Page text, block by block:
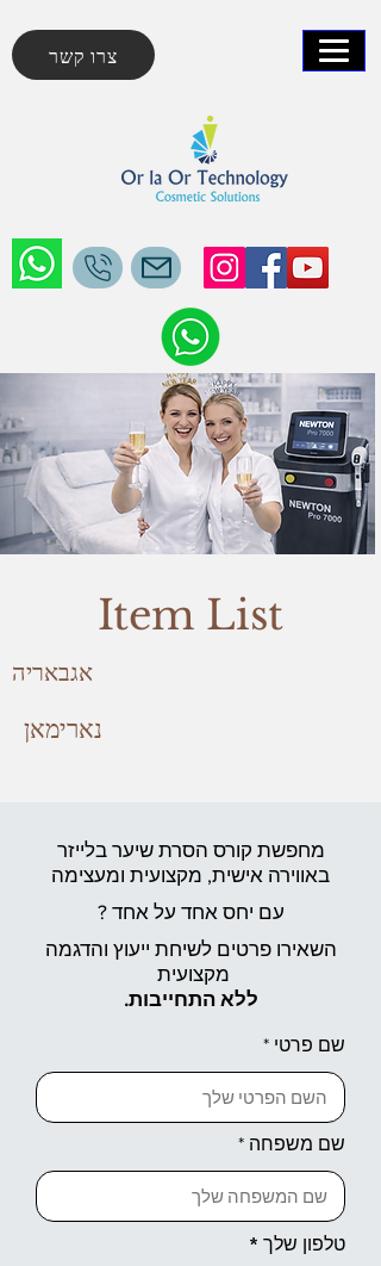
צרו קשר
Item List
אגבאריה
נארימאן
מחפשת קורס הסרת שיער בלייזר
באווירה אישית, מקצועית ומעצימה
עם יחס אחד על אחד ?
השאירו פרטים לשיחת ייעוץ והדגמה
מקצועית
ללא התחייבות.
שם פרטי
שם משפחה
טלפון שלך